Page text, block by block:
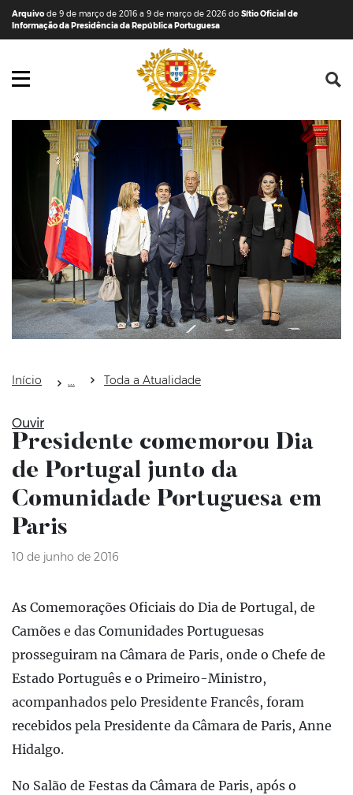
Saltar para o conteúdo (tecla de atalho c)
Mapa do Sítio
Arquivo de 9 de março de 2016 a 9 de março de 2026 do Sítio Oficial de
Informação da Presidência da República Portuguesa
Abrir menu principal
Início Toda a Atualidade
Ouvir
Presidente comemorou Dia
de Portugal junto da
Comunidade Portuguesa em
Paris
10 de junho de 2016
As Comemorações Oficiais do Dia de Portugal, de
Camões e das Comunidades Portuguesas
prosseguiram na Câmara de Paris, onde o Chefe de
Estado Português e o Primeiro-Ministro,
acompanhados pelo Presidente Francês, foram
recebidos pela Presidente da Câmara de Paris, Anne
Hidalgo.
No Salão de Festas da Câmara de Paris, após o